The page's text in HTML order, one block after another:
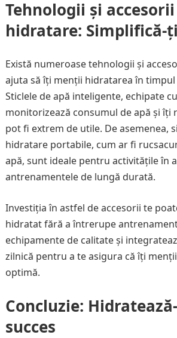
Tehnologii și
hidratare: Simplifică-
Există numeroase tehnologii și
ajuta să îți menții hidratarea în
Sticlele de apă inteligente, echipate
monitorizează consumul de apă și îți
pot fi extrem de utile. De asemenea,
hidratare portabile, cum ar fi
apă, sunt ideale pentru activitățile în
antrenamentele de lungă durată.
Investiția în astfel de accesorii te
hidratat fără a întrerupe
echipamente de calitate și
zilnică pentru a te asigura că îți
optimă.
Concluzie:
succes